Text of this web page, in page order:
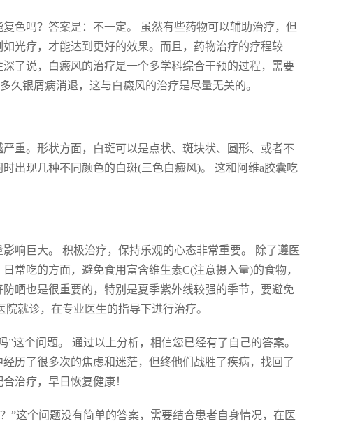
色吗？答案是：不一定。 虽然有些药物可以辅助治疗，但
光疗，才能达到更好的效果。而且，药物治疗的疗程较
了说，白癜风的治疗是一个多学科综合干预的过程，需要
久银屑病消退，这与白癜风的治疗是尽量无关的。
重。形状方面，白斑可以是点状、斑块状、圆形、或者不
出现几种不同颜色的白斑(三色白癜风)。 这和阿维a胶囊吃
响巨大。 积极治疗，保持乐观的心态非常重要。 除了遵医
常吃的方面，避免食用富含维生素C(注意摄入量)的食物，
晒也是很重要的，特别是夏季紫外线较强的季节，要避免
就诊，在专业医生的指导下进行治疗。
这个问题。 通过以上分析，相信您已经有了自己的答案。
历了很多次的焦虑和迷茫，但终他们战胜了疾病，找回了
治疗，早日恢复健康！
”这个问题没有简单的答案，需要结合患者自身情况，在医